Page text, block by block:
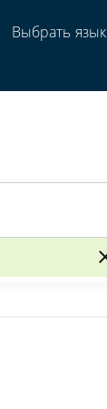
Выбрать язык